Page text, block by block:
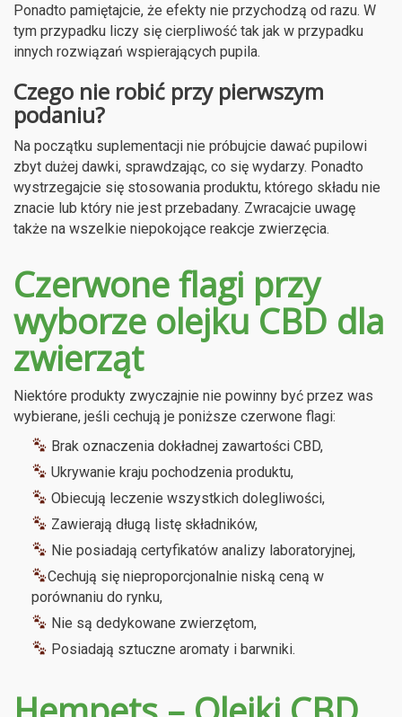
Ponadto pamiętajcie, że efekty nie przychodzą od razu. W
tym przypadku liczy się cierpliwość tak jak w przypadku
innych rozwiązań wspierających pupila.
Czego nie robić przy pierwszym
podaniu?
Na początku suplementacji nie próbujcie dawać pupilowi
zbyt dużej dawki, sprawdzając, co się wydarzy. Ponadto
wystrzegajcie się stosowania produktu, którego składu nie
znacie lub który nie jest przebadany. Zwracajcie uwagę
także na wszelkie niepokojące reakcje zwierzęcia.
Czerwone flagi przy
wyborze olejku CBD dla
zwierząt
Niektóre produkty zwyczajnie nie powinny być przez was
wybierane, jeśli cechują je poniższe czerwone flagi:
Brak oznaczenia dokładnej zawartości CBD,
Ukrywanie kraju pochodzenia produktu,
Obiecują leczenie wszystkich dolegliwości,
Zawierają długą listę składników,
Nie posiadają certyfikatów analizy laboratoryjnej,
Cechują się nieproporcjonalnie niską ceną w
porównaniu do rynku,
Nie są dedykowane zwierzętom,
Posiadają sztuczne aromaty i barwniki.